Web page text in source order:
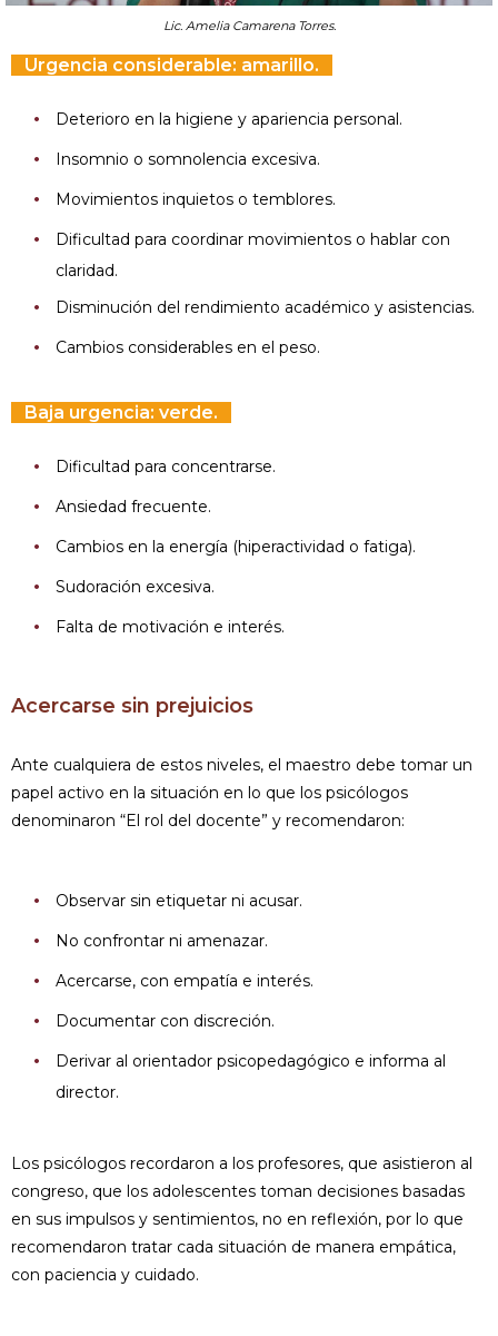
Lic. Amelia Camarena Torres.
Urgencia considerable: amarillo.
Deterioro en la higiene y apariencia personal.
Insomnio o somnolencia excesiva.
Movimientos inquietos o temblores.
Dificultad para coordinar movimientos o hablar con
claridad.
Disminución del rendimiento académico y asistencias.
Cambios considerables en el peso.
Baja urgencia: verde.
Dificultad para concentrarse.
Ansiedad frecuente.
Cambios en la energía (hiperactividad o fatiga).
Sudoración excesiva.
Falta de motivación e interés.
Acercarse sin prejuicios
Ante cualquiera de estos niveles, el maestro debe tomar un
papel activo en la situación en lo que los psicólogos
denominaron “El rol del docente” y recomendaron:
Observar sin etiquetar ni acusar.
No confrontar ni amenazar.
Acercarse, con empatía e interés.
Documentar con discreción.
Derivar al orientador psicopedagógico e informa al
director.
Los psicólogos recordaron a los profesores, que asistieron al
congreso, que los adolescentes toman decisiones basadas
en sus impulsos y sentimientos, no en reflexión, por lo que
recomendaron tratar cada situación de manera empática,
con paciencia y cuidado.